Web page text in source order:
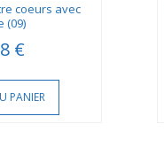
coeurs avec
(09)
€
PANIER